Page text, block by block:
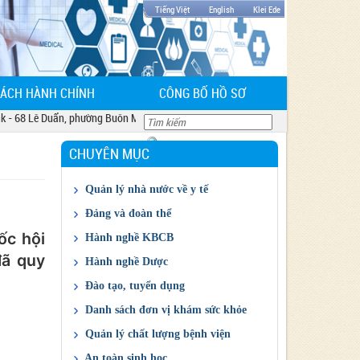
Tiếng Việt English Klei Ede
HÀNH CHÍNH CÔNG BỐ HỒ SƠ
Lê Duẩn, phường Buôn Ma Thuột, tỉnh Đắk Lắk
hội
quy
CHUYÊN MỤC
Quản lý nhà nước về y tế
Chỉ đạo điều hành của ngành
Giá thuốc và dịch vụ
Kết quả đấu thầu
Đảng và đoàn thể
Công đoàn
Đảng
Đoàn Thanh niên
Hành nghề KBCB
Cấp CCHN KBCB
Cấp GPHĐ KBCB
Kế hoạch HD thực hành cấp CCHN KBCB
Danh sách đăng ký hành nghề tại cơ sở
KBCB
Hành nghề Dược
Giấy phép ĐĐK KD thuốc
Quản lý Dược
Cấp chứng chỉ hành nghề Dược
Đào tạo, tuyển dụng
Thông tin đào tạo, tuyển sinh
Thông tin tuyển dụng
Danh sách đơn vị khám sức khỏe
DS khám sức khỏe
Quản lý chất lượng bệnh viện
Báo cáo đánh giá chất lượng bệnh viện